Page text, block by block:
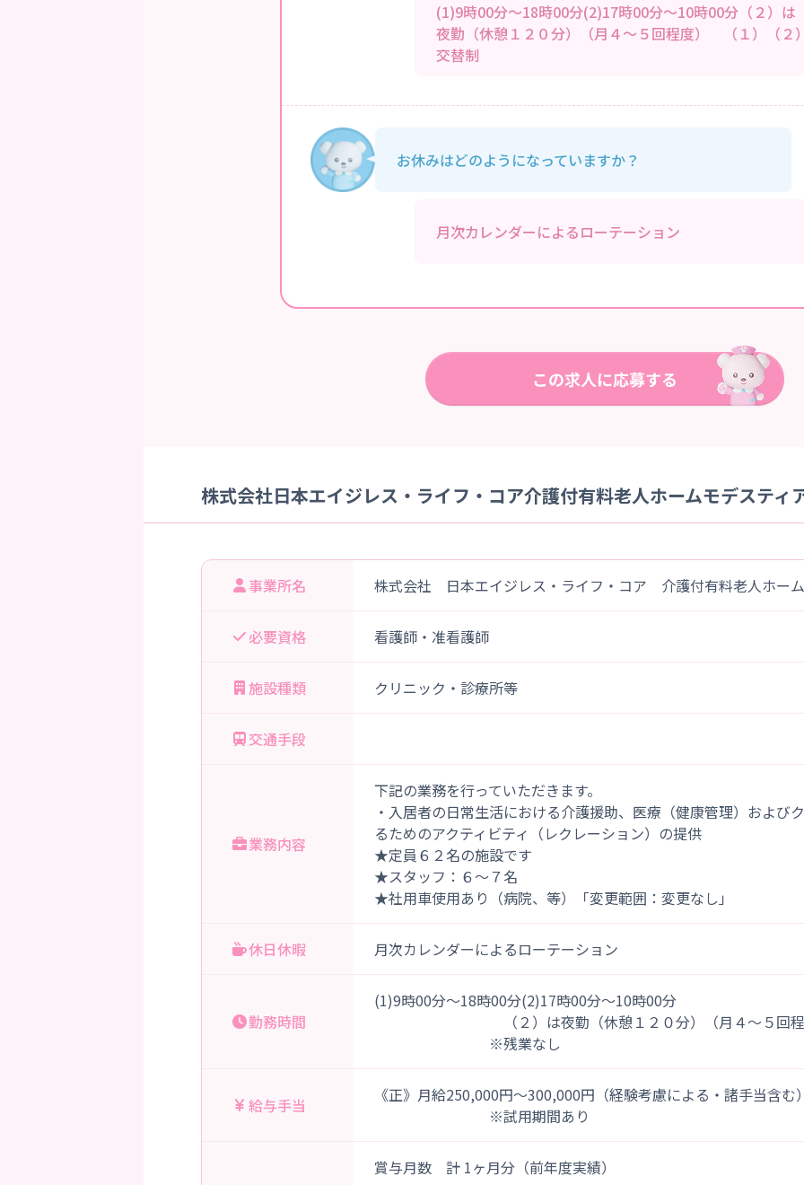
(1)9時00分～18時00分(2)17時00分～10時00分（２）は
夜勤（休憩１２０分）（月４～５回程度） （１）（２
交替制
お休みはどのようになっていますか？
月次カレンダーによるローテーション
株式会社日本エイジレス・ライフ・コア介護付有料老人ホームモデスティ
事業所名 株式会社 日本エイジレス・ライフ・コア 介護付有料老人ホー
必要資格 看護師・准看護師
施設種類 クリニック・診療所等
交通手段
業務内容
下記の業務を行っていただきます。
・入居者の日常生活における介護援助、医療（健康管理）および
るためのアクティビティ（レクレーション）の提供
★定員６２名の施設です
★スタッフ：６～７名
★社用車使用あり（病院、等）「変更範囲：変更なし」
休日休暇 月次カレンダーによるローテーション
勤務時間
(1)9時00分～18時00分(2)17時00分～10時00分
（２）は夜勤（休憩１２０分）（月４～５回程度
※残業なし
給与手当
《正》月給250,000円～300,000円（経験考慮による・諸手当含む
※試用期間あり
賞与月数 計 1ヶ月分（前年度実績）